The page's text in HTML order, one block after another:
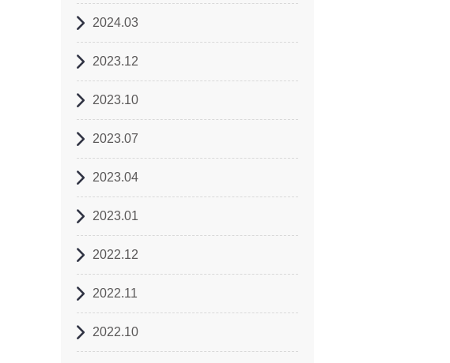
2024.03
2023.12
2023.10
2023.07
2023.04
2023.01
2022.12
2022.11
2022.10